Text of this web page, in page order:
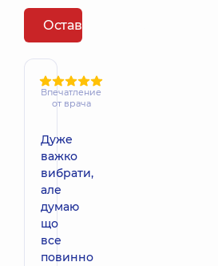
Оставить отзыв
Впечатление
от врача
Дуже
важко
вибрати,
але
думаю
що
все
повинно